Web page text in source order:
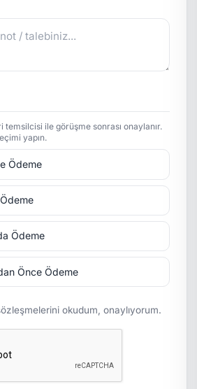
temsilcisi ile görüşme sonrası onaylanır.
yapın.
Ödeme
Ödeme
Önce Ödeme
okudum, onaylıyorum.